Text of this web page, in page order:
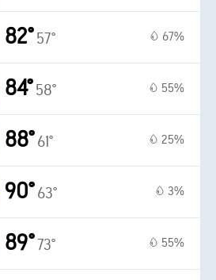
82° 57° 67%
84° 58° 55%
88° 61° 25%
90° 63° 3%
89°73° 55%